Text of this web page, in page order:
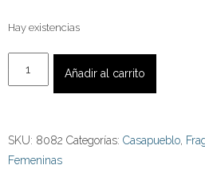
Hay existencias
Chic
Dreams
Añadir al carrito
SKU: 8082 Categorías: Casapueblo
Femeninas